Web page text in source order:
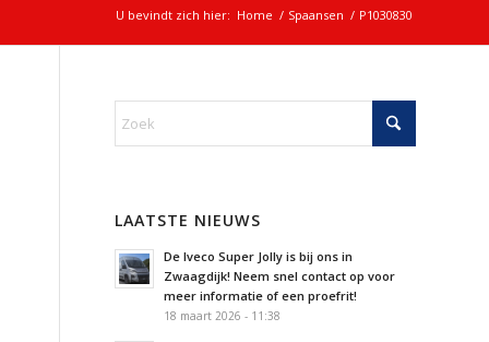
U bevindt zich hier: Home / Spaansen / P1030830
LAATSTE NIEUWS
De Iveco Super Jolly is bij ons in
Zwaagdijk! Neem snel contact op voor
meer informatie of een proefrit!
18 maart 2026 - 11:38